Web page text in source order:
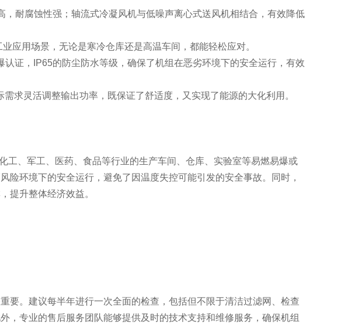
耐腐蚀性强；轴流式冷凝风机与低噪声离心式送风机相结合，有效降低
应用场景，无论是寒冷仓库还是高温车间，都能轻松应对。
证，IP65的防尘防水等级，确保了机组在恶劣环境下的安全运行，有效
求灵活调整输出功率，既保证了舒适度，又实现了能源的大化利用。
工、军工、医药、食品等行业的生产车间、仓库、实验室等易燃易爆或
险环境下的安全运行，避免了因温度失控可能引发的安全事故。同时，
提升整体经济效益。
要。建议每半年进行一次全面的检查，包括但不限于清洁过滤网、检查
，专业的售后服务团队能够提供及时的技术支持和维修服务，确保机组